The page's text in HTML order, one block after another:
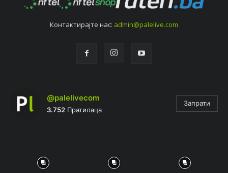
Контактирајтe нас: admin@palelive.com
@palelivecom
3.752 Пратилаца
Запрати